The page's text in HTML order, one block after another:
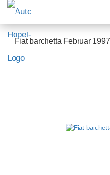
Fiat barchetta Februar 1997